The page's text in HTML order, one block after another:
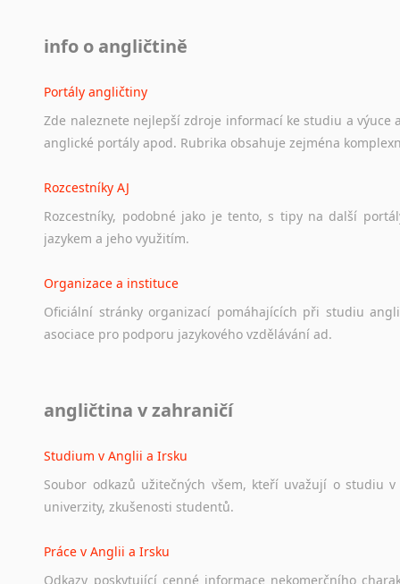
info o angličtině
Portály angličtiny
Zde naleznete nejlepší zdroje informací ke studiu a výuce
anglické portály apod. Rubrika obsahuje zejména
Rozcestníky AJ
Rozcestníky, podobné jako je tento, s tipy na další
jazykem a jeho využitím.
Organizace a instituce
Oficiální stránky organizací pomáhajících při studiu
asociace pro podporu jazykového vzdělávání ad.
Ať už se jedná o česká diskusní
angličtina v zahraničí
Studium v Anglii a Irsku
Soubor odkazů užitečných všem, kteří uvažují o studiu v
univerzity, zkušenosti studentů.
Práce v Anglii a Irsku
Odkazy poskytující cenné informace nekomerčního